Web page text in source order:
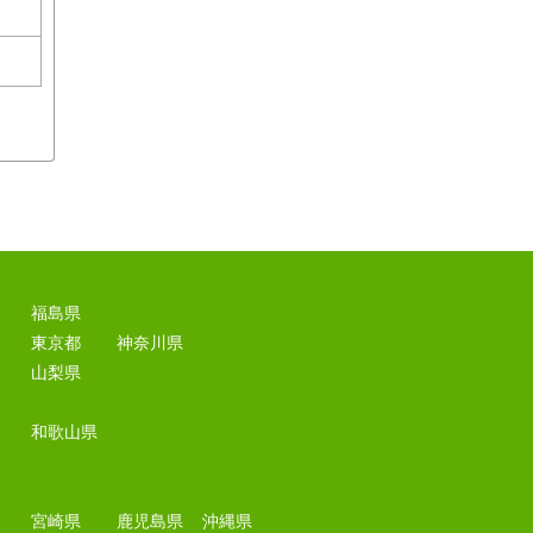
福島県
東京都
神奈川県
山梨県
和歌山県
宮崎県 鹿児島県 沖縄県